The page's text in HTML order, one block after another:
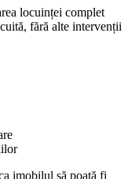
locuinței complet
fără alte intervenții
imobilul să poată fi